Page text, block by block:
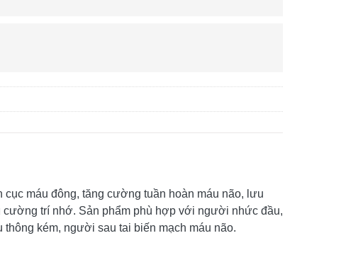
máu đông, tăng cường tuần hoàn máu não, lưu
cường trí nhớ. Sản phẩm phù hợp với người nhức đầu,
kém, người sau tai biến mạch máu não.